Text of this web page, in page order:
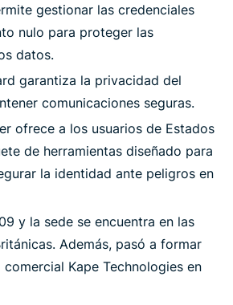
gestionar las credenciales
nulo para proteger las
datos.
garantiza la privacidad del
comunicaciones seguras.
ofrece a los usuarios de Estados
de herramientas diseñado para
la identidad ante peligros en
y la sede se encuentra en las
Además, pasó a formar
Kape Technologies en